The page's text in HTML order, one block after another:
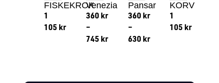
FISKEKROK
1
105 kr
Venezia
360 kr
–
745 kr
Pansar
360 kr
–
630 kr
KORV
1
105 kr